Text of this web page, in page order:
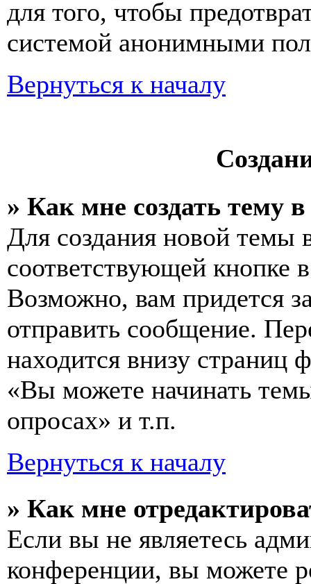
для того, чтобы
системой анонимными
Вернуться к началу
» Как мне создать тему
Для создания новой темы
соответствующей кнопке
Возможно, вам придется
отправить сообщение.
находится внизу
«Вы можете начинать
опросах» и т.п.
Вернуться к началу
» Как мне
Если вы не являетесь
конференции, вы можете